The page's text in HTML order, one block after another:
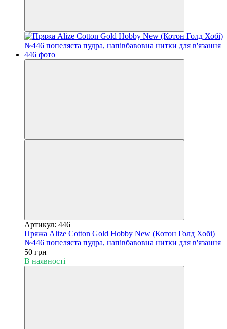
Артикул: 446
Пряжа Alize Cotton Gold Hobby New (Котон Голд Хобі)
№446 попеляста пудра, напівбавовна нитки для в'язання
50 грн
В наявності